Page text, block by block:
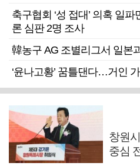
축구협회 ‘성 접대’ 의혹 일
론 심판 2명 조사
韓농구 AG 조별리그서 일본
‘윤나고황’ 꿈틀댄다…거인
창원
중심